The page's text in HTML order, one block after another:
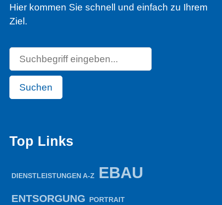
Hier kommen Sie schnell und einfach zu Ihrem
Ziel.
Suchen
Top Links
DIENSTLEISTUNGEN A-Z EBAU
ENTSORGUNG PORTRAIT